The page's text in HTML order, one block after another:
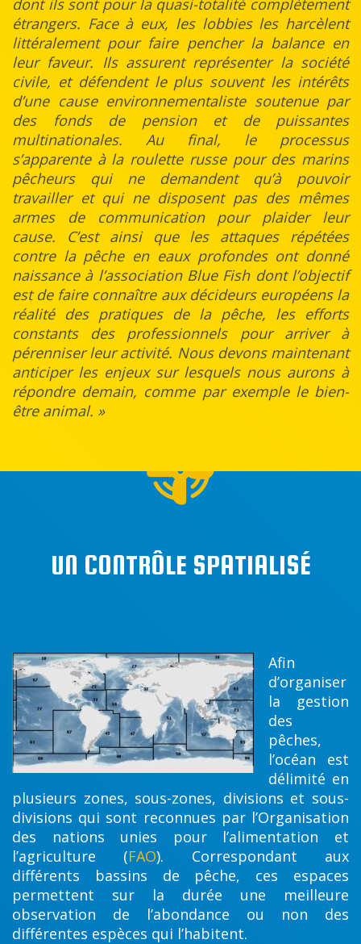
étrangers. Face à eux, les lobbies les harcèlent
littéralement pour faire pencher la balance en
leur faveur. Ils assurent représenter la société
civile, et défendent le plus souvent les intérêts
d’une cause environnementaliste soutenue par
des fonds de pension et de puissantes
multinationales. Au final, le processus
s’apparente à la roulette russe pour des marins
pêcheurs qui ne demandent qu’à pouvoir
travailler et qui ne disposent pas des mêmes
armes de communication pour plaider leur
cause. C’est ainsi que les attaques répétées
contre la pêche en eaux profondes ont donné
naissance à l’association Blue Fish dont l’objectif
est de faire connaître aux décideurs européens la
réalité des pratiques de la pêche, les efforts
constants des professionnels pour arriver à
pérenniser leur activité. Nous devons maintenant
anticiper les enjeux sur lesquels nous aurons à
répondre demain, comme par exemple le bien-
être animal. »
UN CONTRÔLE SPATIALISÉ
Afin
d’organiser
la gestion
des
pêches,
l’océan est
délimité en
plusieurs zones, sous-zones, divisions et sous-
divisions qui sont reconnues par l’Organisation
des nations unies pour l’alimentation et
l’agriculture (FAO). Correspondant aux
différents bassins de pêche, ces espaces
permettent sur la durée une meilleure
observation de l’abondance ou non des
différentes espèces qui l’habitent.